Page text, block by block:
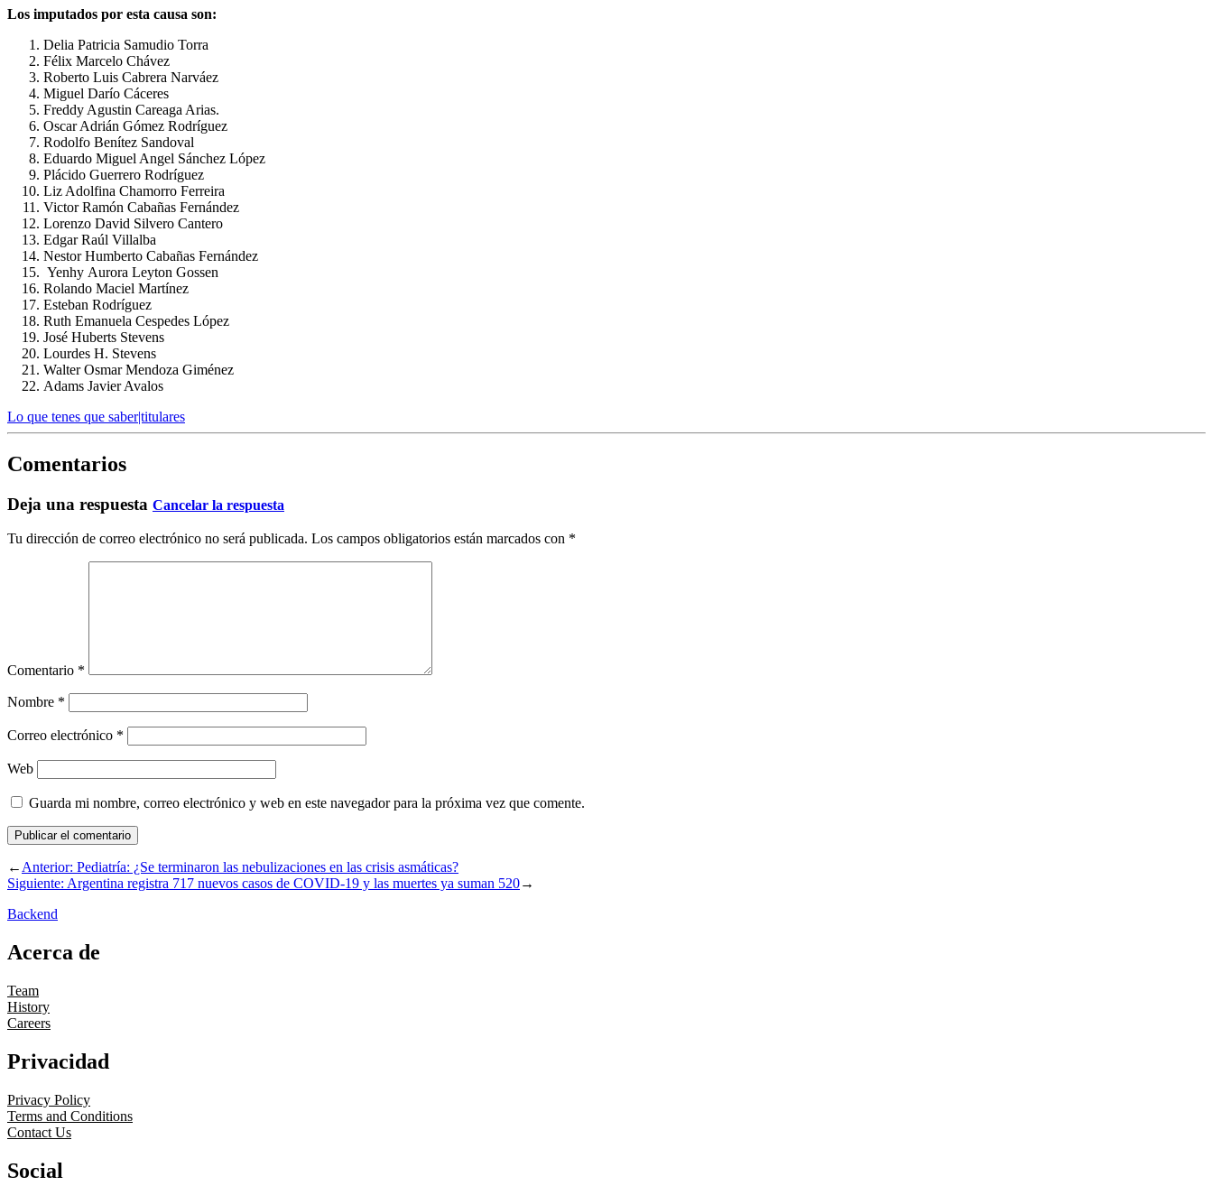
Los imputados por esta causa son:
Delia Patricia Samudio Torra
Félix Marcelo Chávez
Roberto Luis Cabrera Narváez
Miguel Darío Cáceres
Freddy Agustin Careaga Arias.
Oscar Adrián Gómez Rodríguez
Rodolfo Benítez Sandoval
Eduardo Miguel Angel Sánchez López
Plácido Guerrero Rodríguez
Liz Adolfina Chamorro Ferreira
Victor Ramón Cabañas Fernández
Lorenzo David Silvero Cantero
Edgar Raúl Villalba
Nestor Humberto Cabañas Fernández
Yenhy Aurora Leyton Gossen
Rolando Maciel Martínez
Esteban Rodríguez
Ruth Emanuela Cespedes López
José Huberts Stevens
Lourdes H. Stevens
Walter Osmar Mendoza Giménez
Adams Javier Avalos
Lo que tenes que saber|titulares
Comentarios
Deja una respuesta Cancelar la respuesta
Tu dirección de correo electrónico no será publicada. Los campos obligatorios están marcados con *
Comentario *
Nombre *
Correo electrónico *
Web
Guarda mi nombre, correo electrónico y web en este navegador para la próxima vez que comente.
←Anterior: Pediatría: ¿Se terminaron las nebulizaciones en las crisis asmáticas?
Siguiente: Argentina registra 717 nuevos casos de COVID-19 y las muertes ya suman 520→
Backend
Acerca de
Team
History
Careers
Privacidad
Privacy Policy
Terms and Conditions
Contact Us
Social